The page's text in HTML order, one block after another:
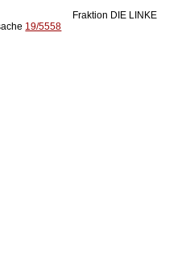
Fraktion DIE LINKE
19/5558